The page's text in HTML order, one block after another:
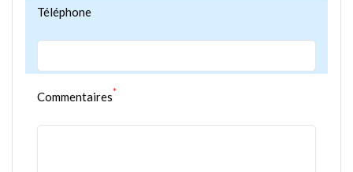
Téléphone
Commentaires*